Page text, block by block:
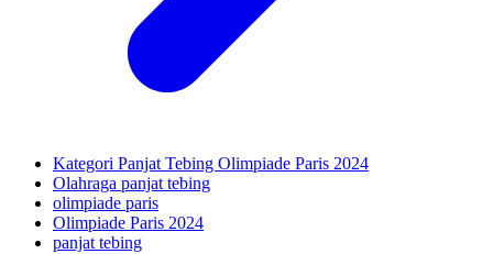
Kategori Panjat Tebing Olimpiade Paris 2024
Olahraga panjat tebing
olimpiade paris
Olimpiade Paris 2024
panjat tebing